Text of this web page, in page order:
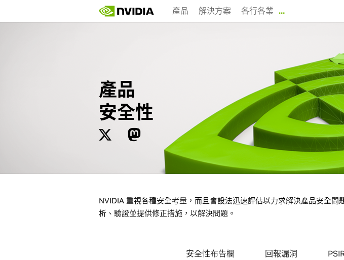
main
產品 解決方案 各行各業 …
產品
安全性
NVIDIA 重視各種安全考量，而且會設法迅速評估以力求解決產品安全
析、驗證並提供修正措施，以解決問題。
安全性布告欄 回報漏洞